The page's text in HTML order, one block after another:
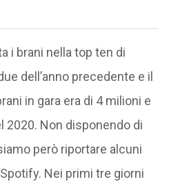
i brani nella top ten di
dell’anno precedente e il
in gara era di 4 milioni e
2020. Non disponendo di
però riportare alcuni
Nei primi tre giorni